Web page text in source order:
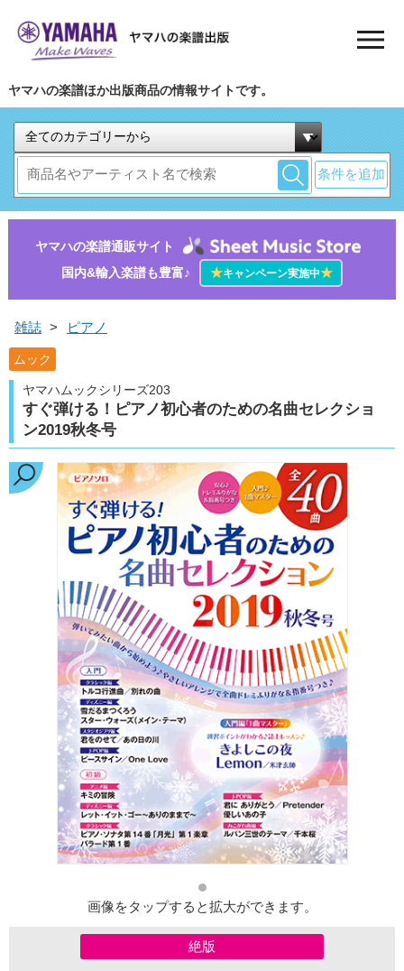
ヤマハの楽譜ほか出版商品の情報サイトです。
条件を追加
ヤマハの楽譜通販サイト
国内&輸入楽譜も豊富♪
★キャンペーン実施中★
雑誌 > ピアノ
ムック
ヤマハムックシリーズ203
すぐ弾ける！ピアノ初心者のための名曲セレクショ
ン2019秋冬号
画像をタップすると拡大ができます。
絶版